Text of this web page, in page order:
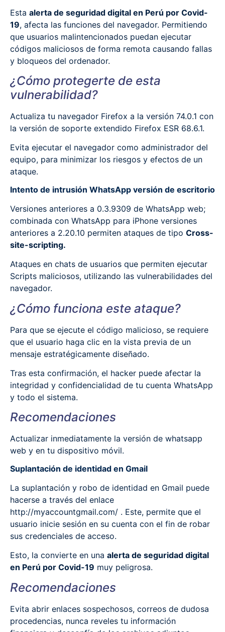
Esta alerta de seguridad digital en Perú por Covid-
19, afecta las funciones del navegador. Permitiendo
que usuarios malintencionados puedan ejecutar
códigos maliciosos de forma remota causando fallas
y bloqueos del ordenador.
¿Cómo protegerte de esta
vulnerabilidad?
Actualiza tu navegador Firefox a la versión 74.0.1 con
la versión de soporte extendido Firefox ESR 68.6.1.
Evita ejecutar el navegador como administrador del
equipo, para minimizar los riesgos y efectos de un
ataque.
Intento de intrusión WhatsApp versión de escritorio
Versiones anteriores a 0.3.9309 de WhatsApp web;
combinada con WhatsApp para iPhone versiones
anteriores a 2.20.10 permiten ataques de tipo Cross-
site-scripting.
Ataques en chats de usuarios que permiten ejecutar
Scripts maliciosos, utilizando las vulnerabilidades del
navegador.
¿Cómo funciona este ataque?
Para que se ejecute el código malicioso, se requiere
que el usuario haga clic en la vista previa de un
mensaje estratégicamente diseñado.
Tras esta confirmación, el hacker puede afectar la
integridad y confidencialidad de tu cuenta WhatsApp
y todo el sistema.
Recomendaciones
Actualizar inmediatamente la versión de whatsapp
web y en tu dispositivo móvil.
Suplantación de identidad en Gmail
La suplantación y robo de identidad en Gmail puede
hacerse a través del enlace
http://myaccountgmail.com/ . Este, permite que el
usuario inicie sesión en su cuenta con el fin de robar
sus credenciales de acceso.
Esto, la convierte en una alerta de seguridad digital
en Perú por Covid-19 muy peligrosa.
Recomendaciones
Evita abrir enlaces sospechosos, correos de dudosa
procedencias, nunca reveles tu información